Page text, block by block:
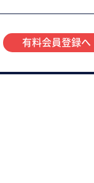
有料会員登録へ